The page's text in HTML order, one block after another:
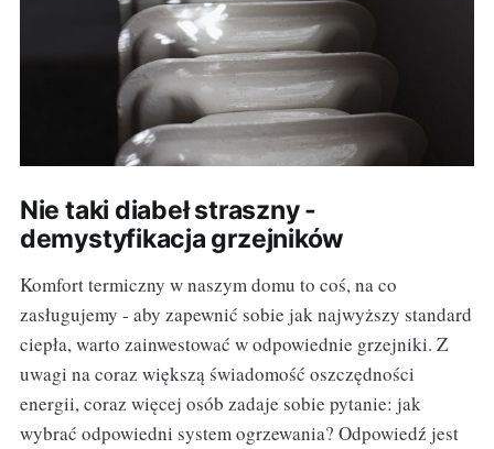
Nie taki diabeł straszny -
demystyfikacja grzejników
Komfort termiczny w naszym domu to coś, na co
zasługujemy - aby zapewnić sobie jak najwyższy standard
ciepła, warto zainwestować w odpowiednie grzejniki. Z
uwagi na coraz większą świadomość oszczędności
energii, coraz więcej osób zadaje sobie pytanie: jak
wybrać odpowiedni system ogrzewania? Odpowiedź jest